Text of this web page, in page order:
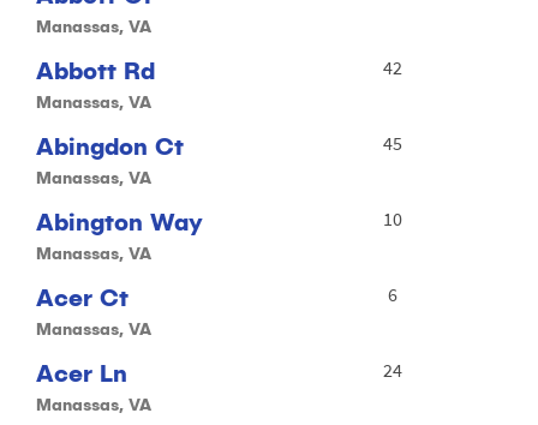
Manassas, VA
Abbott Rd
Manassas, VA
42
Abingdon Ct
Manassas, VA
45
Abington Way
Manassas, VA
10
Acer Ct
Manassas, VA
6
Acer Ln
Manassas, VA
24